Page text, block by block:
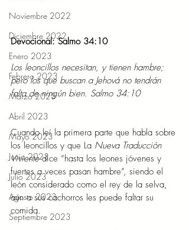
Noviembre 2022
Diciembre 2022
Enero 2023
Febrero 2023
Marzo 2023
Abril 2023
Mayo 2023
Junio 2023
Julio 2023
Agosto 2023
Septiembre 2023
Devocional: Salmo 34:10
Los leoncillos necesitan, y tienen hambre;
pero los que buscan a Jehová no tendrán
falta de ningún bien. Salmo 34:10
Cuando leí la primera parte que habla sobre
los leoncillos y que La Nueva Traducción
Viviente dice “hasta los leones jóvenes y
fuertes a veces pasan hambre”, siendo el
león considerado como el rey de la selva,
aún a sus cachorros les puede faltar su
comida.